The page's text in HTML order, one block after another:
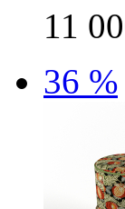
11
36 %